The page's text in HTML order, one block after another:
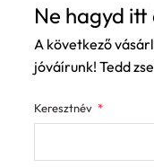
Ne hagyd
A következő
jóváírunk! Tedd
Keresztnév